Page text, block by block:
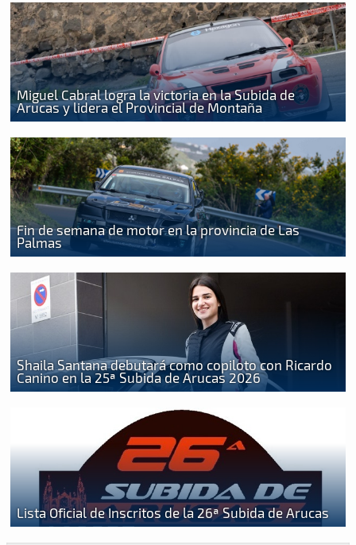
Miguel Cabral logra la victoria en la Subida de
Arucas y lidera el Provincial de Montaña
Fin de semana de motor en la provincia de Las
Palmas
Shaila Santana debutará como copiloto con Ricardo
Canino en la 25ª Subida de Arucas 2026
Lista Oficial de Inscritos de la 26ª Subida de Arucas